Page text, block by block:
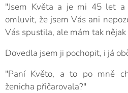
"Jsem Květa a je mi 45 let
omluvit, že jsem Vás ani
Vás spustila, ale mám tak
Dovedla jsem ji pochopit, i já
"Paní Květo, a to po mně
ženicha přičarovala?"